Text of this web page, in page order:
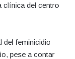
clínica del centro
del feminicidio
pese a contar